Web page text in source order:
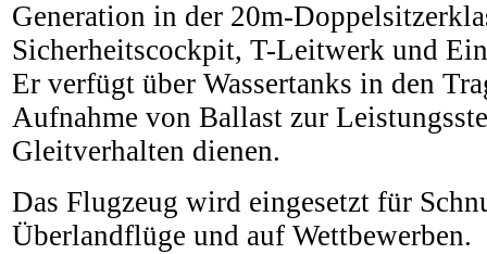
Generation in der 20m-
Sicherheitscockpit, T-Leitwerk und
Er verfügt über Wassertanks in den
Aufnahme von Ballast zur
Gleitverhalten dienen.
Das Flugzeug wird eingesetzt für
Überlandflüge und auf Wettbewerben.